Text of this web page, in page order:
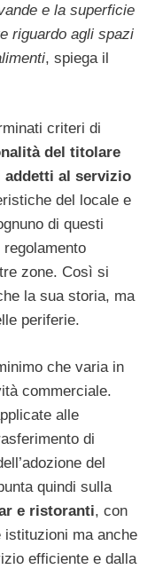
e la superficie
riguardo agli spazi
, spiega il
criteri di
del titolare
addetti al servizio
del locale e
di questi
regolamento
zone. Così si
la sua storia, ma
periferie.
che varia in
commerciale.
alle
di
del
quindi sulla
e ristoranti, con
istituzioni ma anche
efficiente e dalla